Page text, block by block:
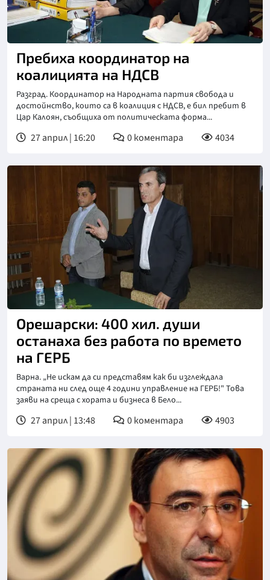
Пребиха координатор на
коалицията на НДСВ
Разград. Координатор на Народната партия свобода и
достойнство, които са в коалиция с НДСВ, е бил пребит в
Цар Калоян, съобщиха от политическата форма...
27 април | 16:20 0коментара 4034
Орешарски: 400 хил. души
останаха без работа по времето
на ГЕРБ
Варна. „Не искам да си представям как би изглеждала
страната ни след още 4 години управление на ГЕРБ!" Това
заяви на среща с хората и бизнеса в Бело...
27 април | 13:48 0коментара 4903